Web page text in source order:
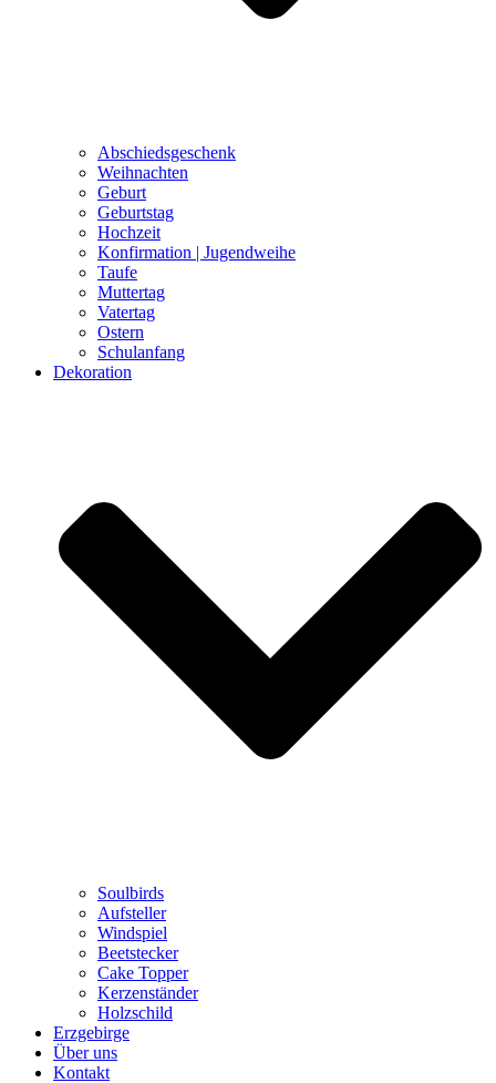
Abschiedsgeschenk
Weihnachten
Geburt
Geburtstag
Hochzeit
Konfirmation | Jugendweihe
Taufe
Muttertag
Vatertag
Ostern
Schulanfang
Dekoration
Soulbirds
Aufsteller
Windspiel
Beetstecker
Cake Topper
Kerzenständer
Holzschild
Erzgebirge
Über uns
Kontakt